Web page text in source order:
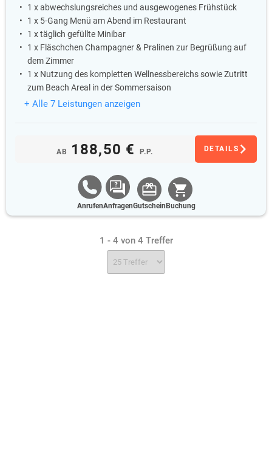
1 x abwechslungsreiches und ausgewogenes Frühstück
1 x 5-Gang Menü am Abend im Restaurant
1 x täglich gefüllte Minibar
1 x Fläschchen Champagner & Pralinen zur Begrüßung auf
dem Zimmer
1 x Nutzung des kompletten Wellnessbereichs sowie Zutritt
zum Beach Areal in der Sommersaison
+ Alle 7 Leistungen anzeigen
AB 188,50 € P.P. DETAILS
AnrufenAnfragenGutschein Buchung
1 - 4 von 4 Treffer